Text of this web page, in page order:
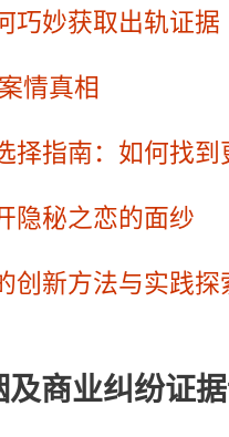
巧妙获取出轨证据
情真相
择指南：如何找到
隐秘之恋的面纱
创新方法与实践探
及商业纠纷证